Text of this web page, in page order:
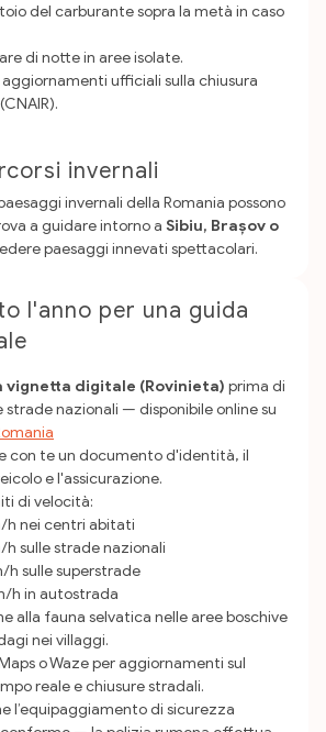
del carburante sopra la metà in caso
di notte in aree isolate.
ufficiali sulla chiusura
invernali
invernali della Romania possono
a guidare intorno a Sibiu, Brașov o
paesaggi innevati spettacolari.
l'anno per una guida
vignetta digitale (Rovinieta) prima di
strade nazionali — disponibile online su
con te un documento d'identità, il
e l'assicurazione.
di velocità:
h nei centri abitati
h sulle strade nazionali
h sulle superstrade
h in autostrada
alla fauna selvatica nelle aree boschive
nei villaggi.
o Waze per aggiornamenti sul
reale e chiusure stradali.
l’equipaggiamento di sicurezza